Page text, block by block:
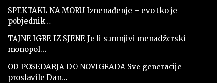
SPEKTAKL NA MORU Iznenađenje – evo tko je
pobjednik…
TAJNE IGRE IZ SJENE Je li sumnjivi menadžerski
monopol…
OD POSEDARJA DO NOVIGRADA Sve generacije
proslavile Dan…